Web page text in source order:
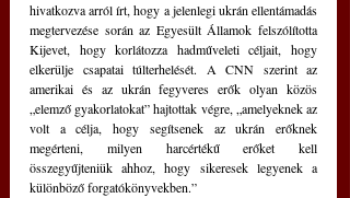
hivatkozva arról írt, hogy a jelenlegi ukrán ellentámadás
megtervezése során az Egyesült Államok felszólította
Kijevet, hogy korlátozza hadműveleti céljait, hogy
elkerülje csapatai túlterhelését. A CNN szerint az
amerikai és az ukrán fegyveres erők olyan közös
„elemző gyakorlatokat” hajtottak végre, „amelyeknek az
volt a célja, hogy segítsenek az ukrán erőknek
megérteni, milyen harcértékű erőket kell
összegyűjteniük ahhoz, hogy sikeresek legyenek a
különböző forgatókönyvekben.”